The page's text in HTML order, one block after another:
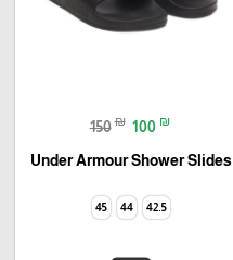
150 ₪ 100 ₪
Under Armour Shower Slides
42.5
44
45